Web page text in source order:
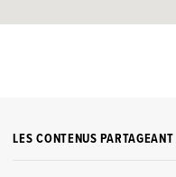
LES CONTENUS